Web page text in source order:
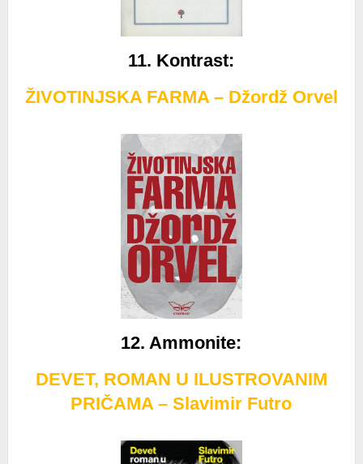
11. Kontrast:
ŽIVOTINJSKA FARMA – Džordž Orvel
12. Ammonite:
DEVET, ROMAN U ILUSTROVANIM
PRIČAMA – Slavimir Futro